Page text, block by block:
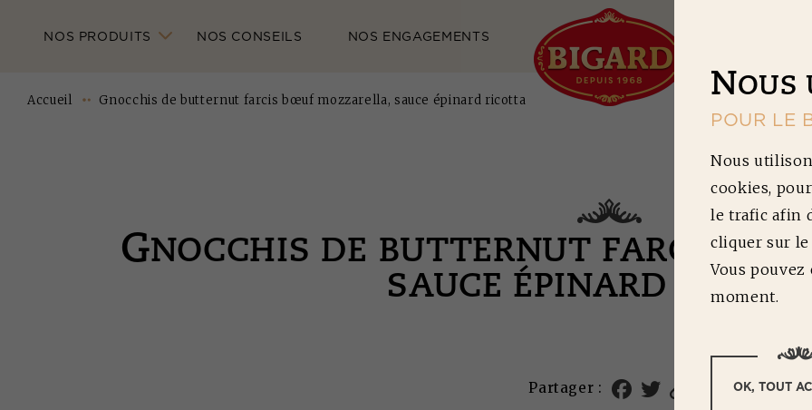
NOS PRODUITS NOS CONSEILS NOS ENGAGEMENTS
Accueil Gnocchis de butternut farcis bœuf mozzarella, sauce épinard ricotta
GNOCCHIS DE BUTTERNUT FARCIS
SAUCE ÉPINARD
Partager :
NOUS
POUR LE
Nous
cookies,
le trafic afin
cliquer sur
Vous
moment.
OK, TOUT